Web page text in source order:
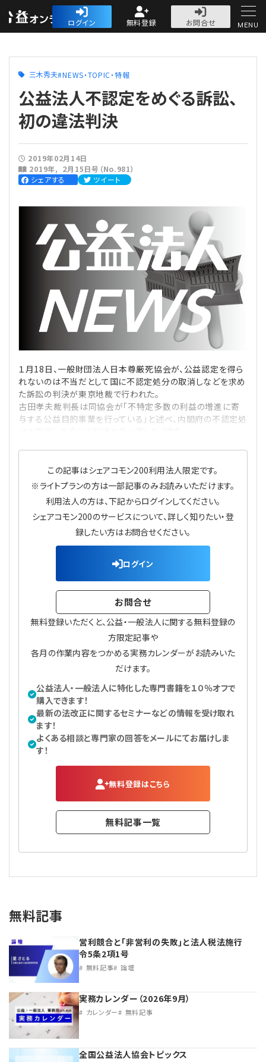
公益・一般法人オ
ログイン 無料登録
お問合せ
人気記事
法人運営
法人運営
理事会
評議員会・社員総会
理事・監事
評議員
定款関連
法改正-法人運営
会計・税務
会計・税務
定期提出書類
会計処理
寄附
インボイス
電子帳簿保存法
労務管理
給与計算
利益相反取引
法改正-法務
経営
IT
論壇
カレンダー
NEWS・TOPIC・特報
【連載】オピニオンリーダーのnote
【連載】会計相談室
【連載】公益法人運営実務の処方箋
【連載】公益法人のための「新公益信託」活用戦略
【連載】これからの時代の資産運用
【連載】採用・定着・育成のための人事戦略
【連載】事例に学ぶ立入検査で想定される指摘事項
【連載】シェアコモン200インタビュー
【連載】シェアコモン200 誌上相談室
【連載】実務と税務のポイント
【連載】テーマで紐解く逆引きガイドライン
【連載】悩みと向き合う経営学
【連載】非営利法人AtoZei
【連載】労務管理の歩き方
【連載】AI活用のすすめ
公益・一般法人オンラインとは
登録案内
専門誌一覧
お問合せ
プライバシーポリシー
MENU
三木秀夫 NEWS・TOPIC・特報
公益法人不認定をめぐる訴訟、
初の違法判決
2019年02月14日
2019年
２月15日号（No.981）
シェアする
ツイート
１月18日、一般財団法人日本尊厳死協会が、公益認定を得ら
れないのは不当だとして国に不認定処分の取消しなどを求め
た訴訟の判決が東京地裁で行われた。
古田孝夫裁判長は同協会が「不特定多数の利益の増進に寄
与する公益目的事業を行っている」と述べ、内閣府の不認定処
この記事はシェアコモン200利用法人限定です。
※ライトプランの方は一部記事のみお読みいただけます。
利用法人の方は、下記からログインしてください。
シェアコモン200のサービスについて、詳しく知りたい・登
録したい方はお問合せください。
ログイン
お問合せ
無料登録いただくと、公益・一般法人に関する無料登録の
方限定記事や
各月の作業内容をつかめる実務カレンダーがお読みいた
だけます。
公益法人・一般法人に特化した専門書籍を１０％オフで
購入できます！
最新の法改正に関するセミナーなどの情報を受け取れ
ます！
よくある相談と専門家の回答をメールにてお届けしま
す！
無料登録はこちら
無料記事一覧
無料記事
営利競合と｢非営利の失敗｣と法人税法施行
令5条2項1号
無料記事 論壇
実務カレンダー（2026年9月）
カレンダー 無料記事
全国公益法人協会トピックス